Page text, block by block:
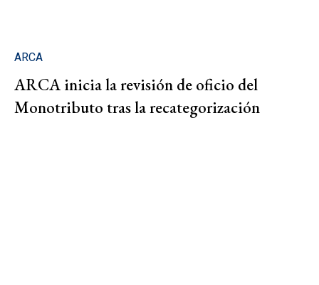
ARCA
ARCA inicia la revisión de oficio del
Monotributo tras la recategorización